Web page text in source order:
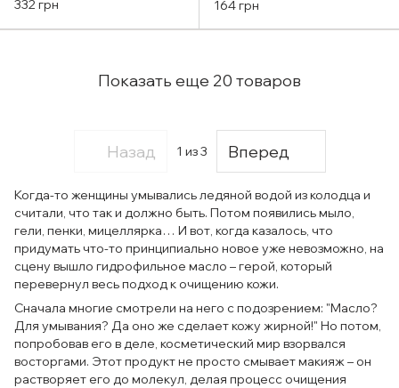
332 грн 164 грн
Показать еще 20 товаров
Назад 1 из 3 Вперед
Когда-то женщины умывались ледяной водой из колодца и
считали, что так и должно быть. Потом появились мыло,
гели, пенки, мицеллярка… И вот, когда казалось, что
придумать что-то принципиально новое уже невозможно, на
сцену вышло гидрофильное масло – герой, который
перевернул весь подход к очищению кожи.
Сначала многие смотрели на него с подозрением: "Масло?
Для умывания? Да оно же сделает кожу жирной!" Но потом,
попробовав его в деле, косметический мир взорвался
восторгами. Этот продукт не просто смывает макияж – он
растворяет его до молекул, делая процесс очищения